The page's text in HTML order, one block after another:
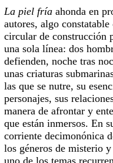
La piel fría ahonda en
autores, algo
circular de construcción
una sola línea: dos
defienden, noche tras
unas criaturas
las que se nutre, su
personajes, sus
manera de afrontar y
que están inmersos. En
corriente decimonónica
los géneros de misterio
uno de los temas